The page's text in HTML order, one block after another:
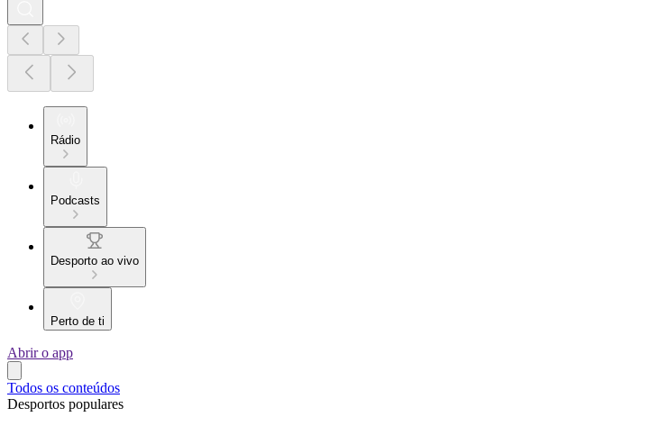
Rádio
Podcasts
Desporto ao vivo
Perto de ti
Abrir o app
Todos os conteúdos
Desportos populares